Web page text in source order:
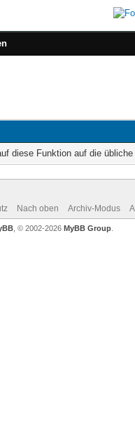
diese Funktion auf die
Nach oben Archiv-Modus
, © 2002-2026 MyBB Group